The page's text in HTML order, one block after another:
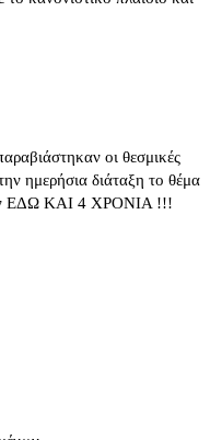
οι θεσμικές
ημερήσια διάταξη το θέμα
ΕΔΩ ΚΑΙ 4 ΧΡΟΝΙΑ !!!